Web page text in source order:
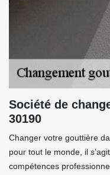
Société de
30190
Changer votre gouttière
pour tout le monde, il
compétences